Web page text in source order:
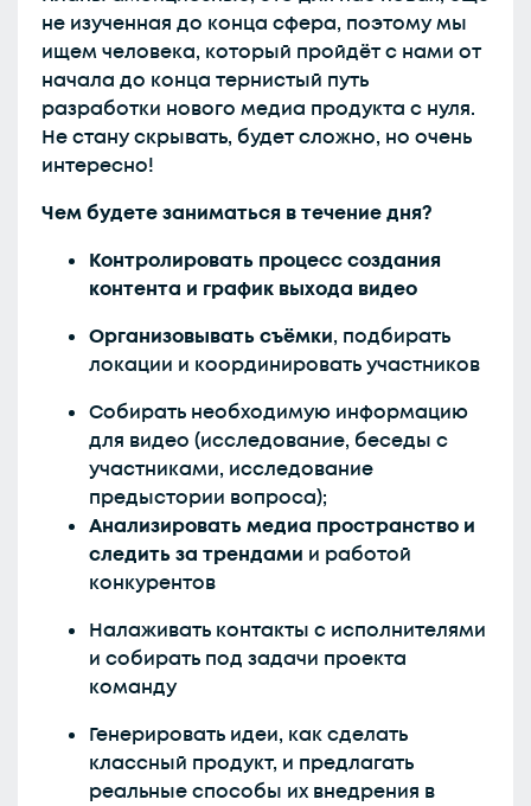
не изученная до конца сфера, поэтому мы
ищем человека, который пройдёт с нами от
начала до конца тернистый путь
разработки нового медиа продукта с нуля.
Не стану скрывать, будет сложно, но очень
интересно!
Чем будете заниматься в течение дня?
Контролировать процесс создания
контента и график выхода видео
Организовывать съёмки, подбирать
локации и координировать участников
Собирать необходимую информацию
для видео (исследование, беседы с
участниками, исследование
предыстории вопроса);
Анализировать медиа пространство и
следить за трендами и работой
конкурентов
Налаживать контакты с исполнителями
и собирать под задачи проекта
команду
Генерировать идеи, как сделать
классный продукт, и предлагать
реальные способы их внедрения в